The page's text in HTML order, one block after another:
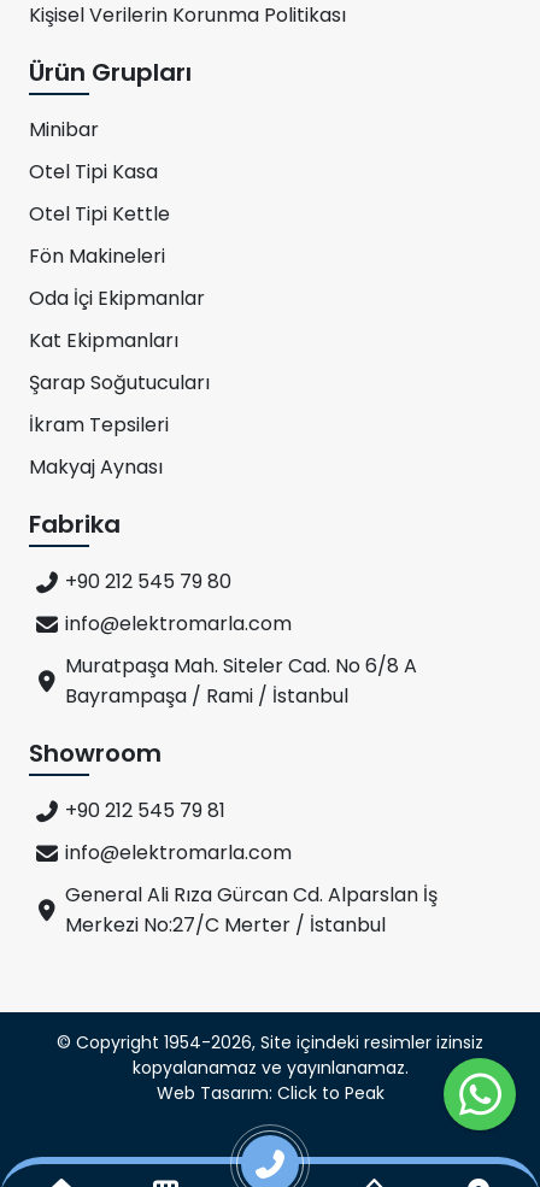
Kişisel Verilerin Korunma Politikası
Ürün Grupları
Minibar
Otel Tipi Kasa
Otel Tipi Kettle
Fön Makineleri
Oda İçi Ekipmanlar
Kat Ekipmanları
Şarap Soğutucuları
İkram Tepsileri
Makyaj Aynası
Fabrika
+90 212 545 79 80
info@elektromarla.com
Muratpaşa Mah. Siteler Cad. No 6/8 A
Bayrampaşa / Rami / İstanbul
Showroom
+90 212 545 79 81
info@elektromarla.com
General Ali Rıza Gürcan Cd. Alparslan İş
Merkezi No:27/C Merter / İstanbul
© Copyright 1954-2026, Site içindeki resimler izinsiz
kopyalanamaz ve yayınlanamaz.
Web Tasarım: Click to Peak